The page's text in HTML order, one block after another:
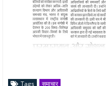
Tags समाचार